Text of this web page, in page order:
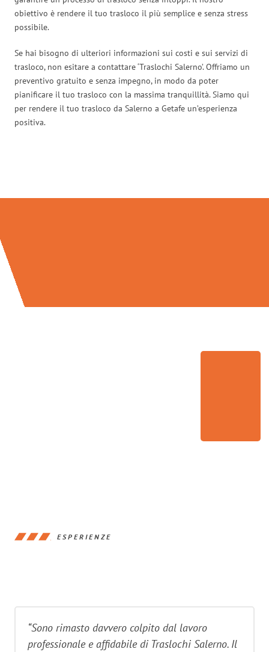
obiettivo è rendere il tuo trasloco il più semplice e senza stress
possibile.
Se hai bisogno di ulteriori informazioni sui costi e sui servizi di
trasloco, non esitare a contattare ‘Traslochi Salerno’. Offriamo un
preventivo gratuito e senza impegno, in modo da poter
pianificare il tuo trasloco con la massima tranquillità. Siamo qui
per rendere il tuo trasloco da Salerno a Getafe un’esperienza
positiva.
ESPERIENZE
“Sono rimasto davvero colpito dal lavoro
professionale e affidabile di Traslochi Salerno. Il